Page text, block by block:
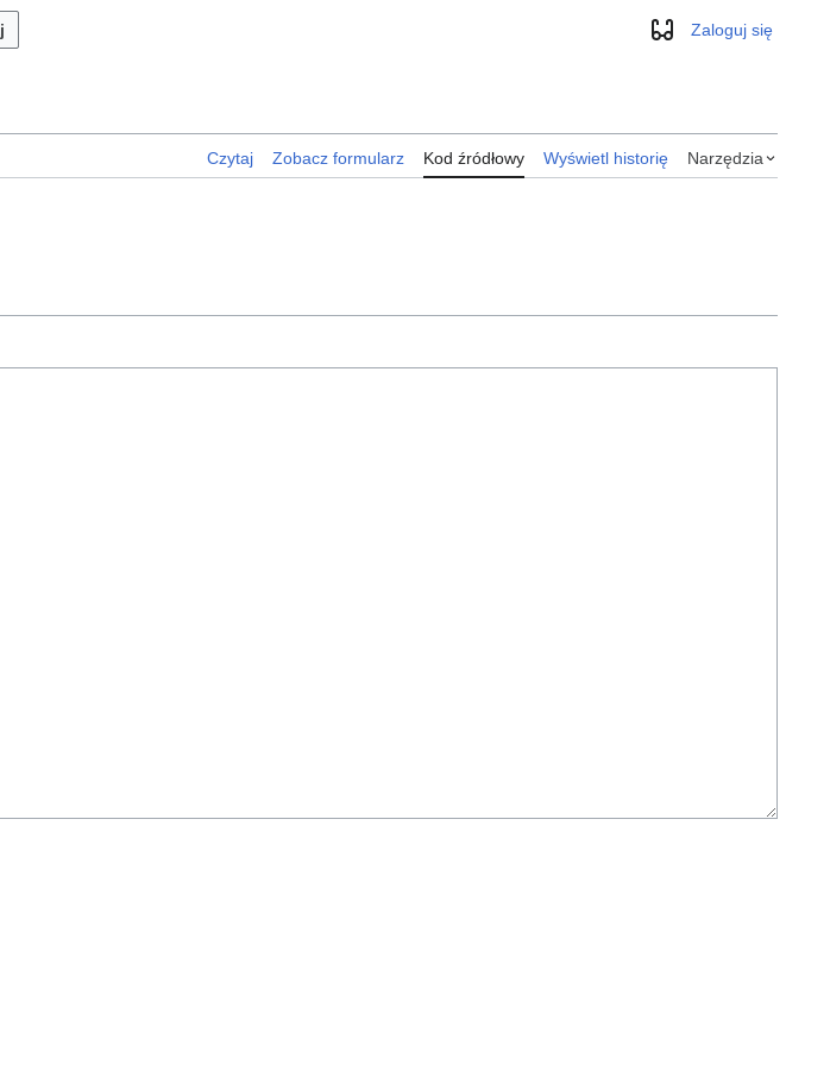
WyglądZaloguj się
Czytaj Zobacz formularz Kod źródłowy Wyświetl historię Narzędzia